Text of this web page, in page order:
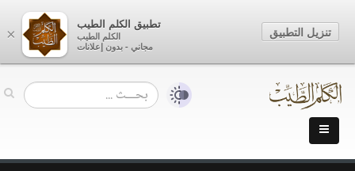
×
تطبيق الكلم الطيب
الكلم الطيب
مجاني - بدون إعلانات
تنزيل التطبيق